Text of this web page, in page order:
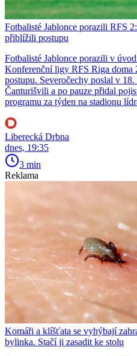
Fotbalisté Jablonce porazili RFS
přiblížili postupu
Fotbalisté Jablonce porazili v
Konferenční ligy RFS Riga doma
postupu. Severočechy poslal v
Čanturišvili a po pauze přidal
programu za týden na stadionu
Liberecká Drbna
dnes, 19:35
3 min
Reklama
Komáři a klíšťata se vyhýbají
bylinka. Stačí ji zasadit ke stolu